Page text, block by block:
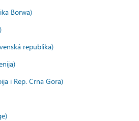
Borwa)
republika)
i Rep. Crna Gora)